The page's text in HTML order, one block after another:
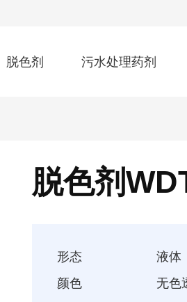
脱色剂 污水处理药剂
脱色剂
形态
液体
颜色
无色